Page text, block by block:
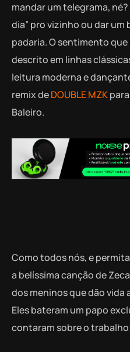
mandar um telegrama,
dia” pro vizinho ou dar
padaria. O sentimento
descrito em linhas
leitura moderna e
remix deDOUBLE MZK
Baleiro.
Como todos nós, e
a belíssima canção de
dos meninos que dão vida
Eles bateram um papo
contaram sobre o